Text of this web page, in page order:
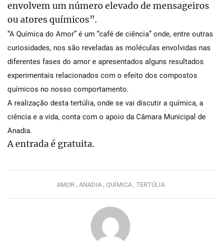
envolvem um número elevado de mensageiros
ou atores químicos”.
“A Química do Amor” é um “café de ciência” onde, entre outras
curiosidades, nos são reveladas as moléculas envolvidas nas
diferentes fases do amor e apresentados alguns resultados
experimentais relacionados com o efeito dos compostos
químicos no nosso comportamento.
A realização desta tertúlia, onde se vai discutir a química, a
ciência e a vida, conta com o apoio da Câmara Municipal de
Anadia.
A entrada é gratuita.
AMOR , ANADIA , QUÍMICA , TERTÚLIA